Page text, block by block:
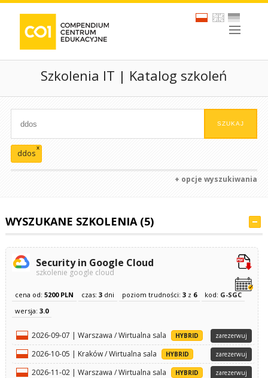
Szkolenia IT | Katalog szkoleń
ddos
x
+ opcje wyszukiwania
WYSZUKANE SZKOLENIA (5)
Security in Google Cloud
szkolenie google cloud
cena od: 5200 PLN czas: 3dni poziom trudności: 3z 6 kod: G-SGC
wersja: 3.0
2026-09-07 | Warszawa / Wirtualna sala HYBRID zarezerwuj
2026-10-05 | Kraków / Wirtualna sala HYBRID zarezerwuj
2026-11-02 | Warszawa / Wirtualna sala HYBRID zarezerwuj